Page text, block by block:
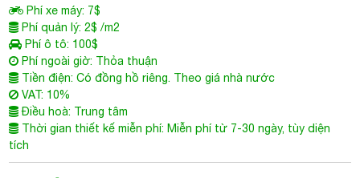
Phí quản lý: 2$ /m2
Phí ô tô: 100$
Phí ngoài giờ: Thỏa thuận
Tiền điện: Có đồng hồ riêng. Theo giá nhà nước
VAT: 10%
Điều hoà: Trung tâm
Thời gian thiết kế miễn phí: Miễn phí từ 7-30 ngày, tùy diện
tích
D. Tiện ích